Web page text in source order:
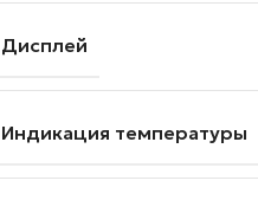
Дисплей
Индикация температуры